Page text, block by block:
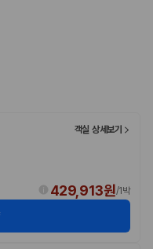
다를 수 있습니다. 카모아에서
해 여행 스타일에 맞는 보장
확인하세요
에 따라 실제 이용 만족도가
이동 조건을 가격과 함께 비교
교
객실 상세보기
429,913원/1박